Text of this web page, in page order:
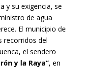
y su exigencia, se
de agua
El municipio de
recorridos del
el sendero
y la Raya”, en